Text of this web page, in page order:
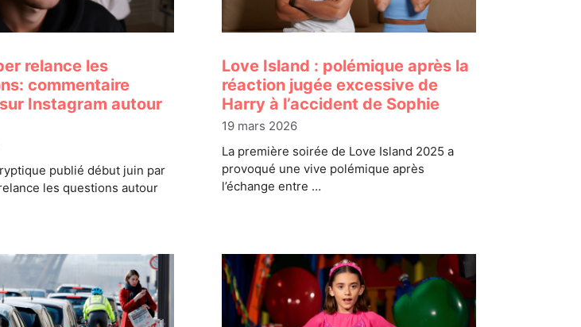
relance les
commentaire
Instagram autour
publié début juin par
les questions autour
Love Island : polémique après la
réaction jugée excessive de
Harry à l’accident de Sophie
19 mars 2026
La première soirée de Love Island 2025 a
provoqué une vive polémique après
l’échange entre …